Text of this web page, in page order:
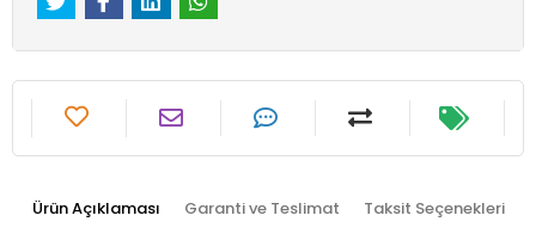
Ürün Açıklaması Garanti ve Teslimat Taksit Seçenekleri